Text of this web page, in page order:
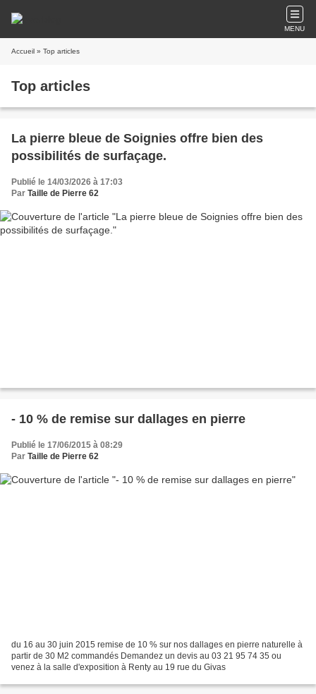
MENU
Accueil » Top articles
Top articles
La pierre bleue de Soignies offre bien des
possibilités de surfaçage.
Publié le 14/03/2026 à 17:03
Par Taille de Pierre 62
- 10 % de remise sur dallages en pierre
Publié le 17/06/2015 à 08:29
Par Taille de Pierre 62
du 16 au 30 juin 2015 remise de 10 % sur nos dallages en pierre naturelle à
partir de 30 M2 commandés Demandez un devis au 03 21 95 74 35 ou
venez à la salle d'exposition à Renty au 19 rue du Givas